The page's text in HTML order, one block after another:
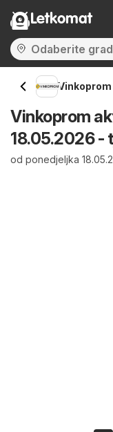
Letkomat
Vinkoprom
Vinkoprom
18.05.2026 -
od ponedjeljka